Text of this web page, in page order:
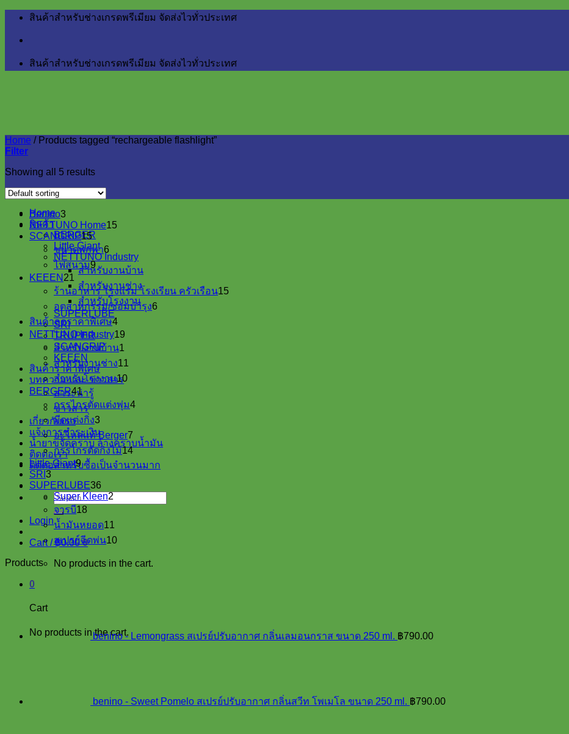
Skip
สินค้าสำหรับช่างเกรดพรีเมียม จัดส่งไวทั่วประเทศ
สินค้าสำหรับช่างเกรดพรีเมียม จัดส่งไวทั่วประเทศ
Home
สินค้า
BERGER
Little Giant
NETTUNO Industry
สำหรับงานบ้าน
สำหรับงานช่าง
สำหรับโรงงาน
SUPERLUBE
SRI
TRUPER
SCANGRIP
KEEEN
สินค้าราคาพิเศษ
บทความ และ ข่าวสาร
สาระน่ารู้
ข่าวสาร
เกี่ยวกับเรา
แจ้งการชำระเงิน
น้ำยาขจัดคราบ ล้างคราบน้ำมัน
ติดต่อเรา
ติดต่อสำหรับซื้อเป็นจำนวนมาก
Search
for:
Login
Cart /฿0.00 0
No products in the cart.
0
Cart
No products in the cart.
Home /Products tagged “rechargeable flashlight”
Filter
Showing all 5 results
Benino33
products
NETTUNO Home1515
SCANGRIP1515
products
ขนาดพกพา6
products
ไฟสนาม99
products
KEEEN 21 21
products
ร้านอาหาร โรงแรม โรงเรียน ครัวเรือน15
อุตสาหกรรม/ซ่อมบำรุง6
สินค้าลดราคาพิเศษ4
products
NETTUNO Industry19
สำหรับงานบ้าน1
สำหรับงานช่าง11
สำหรับโรงงาน1010
BERGER4141
products
กรรไกรตัดแต่งพุ่ม4
มีดแต่งกิ่ง3
อะไหล่แท้ Berger7
products
กรรไกรตัดกิ่งไม้1414
Little Giant99
SRI 33
products
SUPERLUBE3636
products
Super Kleen22
products
จารบี1818
น้ำมันหยอด11
สเปรย์ฉีดพ่น1010
Products
benino - Lemongrass สเปรย์ปรับอากาศ กลิ่นเลมอนกราส ขนาด 250 ml. ฿790.00
benino - Sweet Pomelo สเปรย์ปรับอากาศ กลิ่นสวีท โพเมโล ขนาด 250 ml. ฿790.00